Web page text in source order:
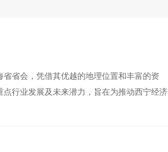
省会，凭借其优越的地理位置和丰富的资
行业发展及未来潜力，旨在为推动西宁经济